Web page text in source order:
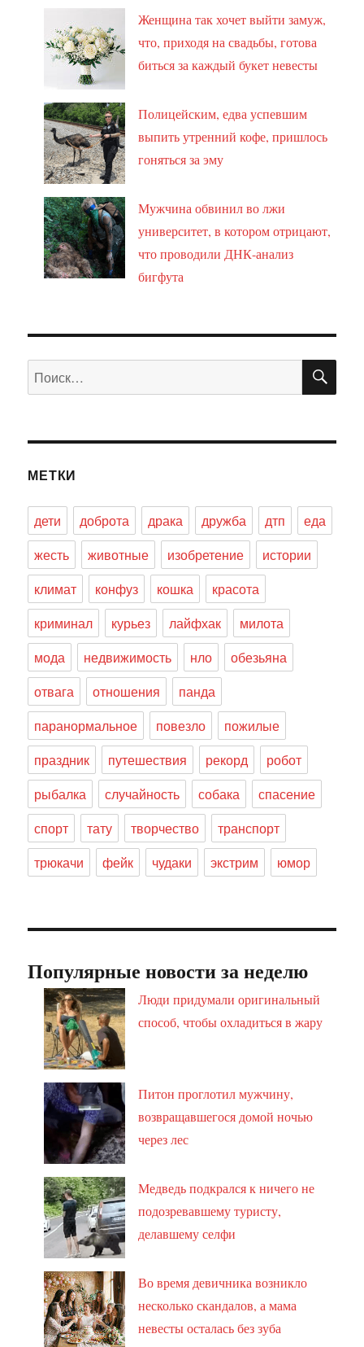
Женщина так хочет выйти замуж,
что, приходя на свадьбы, готова
биться за каждый букет невесты
Полицейским, едва успевшим
выпить утренний кофе, пришлось
гоняться за эму
Мужчина обвинил во лжи
университет, в котором отрицают,
что проводили ДНК-анализ
бигфута
Искать:
МЕТКИ
дети доброта драка дружба дтп
еда
жесть
животные изобретение
истории
климат
конфуз кошка
красота
криминал
курьез лайфхак
милота
мода
недвижимость нло
обезьяна
отвага
отношения
панда
паранормальное
повезло
пожилые
праздник
путешествия рекорд
робот
рыбалка
случайность собака
спасение
спорт
тату творчество
транспорт
трюкачи
фейк чудаки экстрим юмор
Популярные новости за неделю
Люди придумали оригинальный
способ, чтобы охладиться в жару
Питон проглотил мужчину,
возвращавшегося домой ночью
через лес
Медведь подкрался к ничего не
подозревавшему туристу,
делавшему селфи
Во время девичника возникло
несколько скандалов, а мама
невесты осталась без зуба